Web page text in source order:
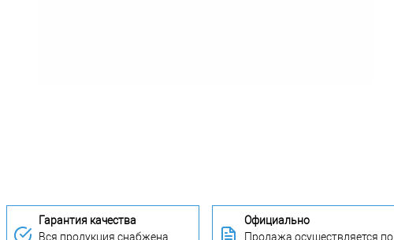
Гарантия качества
Вся продукция снабжена
Официально
Продажа осуществляется по